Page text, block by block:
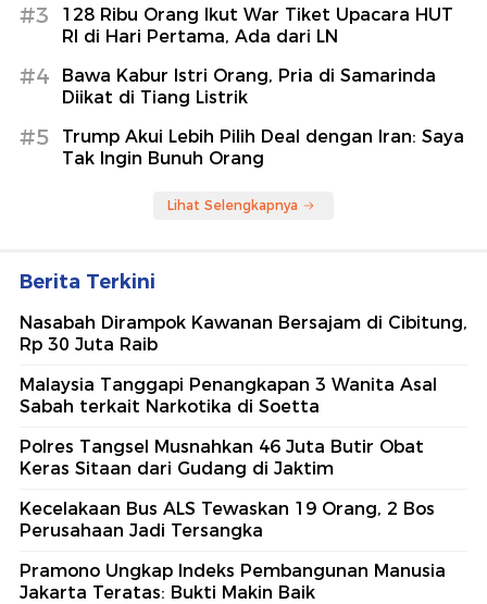
#3
128 Ribu Orang Ikut War Tiket Upacara HUT
RI di Hari Pertama, Ada dari LN
#4
Bawa Kabur Istri Orang, Pria di Samarinda
Diikat di Tiang Listrik
#5
Trump Akui Lebih Pilih Deal dengan Iran: Saya
Tak Ingin Bunuh Orang
Lihat Selengkapnya
Berita Terkini
Nasabah Dirampok Kawanan Bersajam di Cibitung,
Rp 30 Juta Raib
Malaysia Tanggapi Penangkapan 3 Wanita Asal
Sabah terkait Narkotika di Soetta
Polres Tangsel Musnahkan 46 Juta Butir Obat
Keras Sitaan dari Gudang di Jaktim
Kecelakaan Bus ALS Tewaskan 19 Orang, 2 Bos
Perusahaan Jadi Tersangka
Pramono Ungkap Indeks Pembangunan Manusia
Jakarta Teratas: Bukti Makin Baik